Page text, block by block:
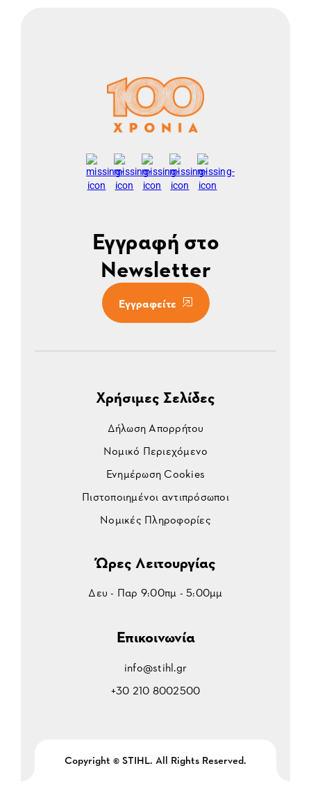
Εγγραφή στο
Newsletter
Εγγραφείτε
Χρήσιμες Σελίδες
Δήλωση Απορρήτου
Νομικό Περιεχόμενο
Ενημέρωση Cookies
Πιστοποιημένοι αντιπρόσωποι
Νομικές Πληροφορίες
Ώρες Λειτουργίας
Δευ - Παρ 9:00πμ - 5:00μμ
Επικοινωνία
info@stihl.gr
+30 210 8002500
Copyright © STIHL. All Rights Reserved.